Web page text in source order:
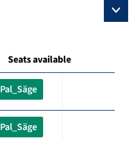
Seats available
Pal_Säge
Pal_Säge